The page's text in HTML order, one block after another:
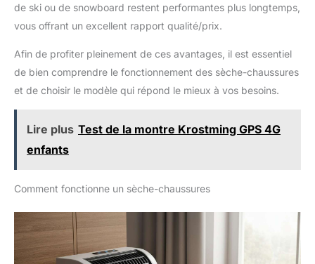
de ski ou de snowboard restent performantes plus longtemps,
vous offrant un excellent rapport qualité/prix.
Afin de profiter pleinement de ces avantages, il est essentiel
de bien comprendre le fonctionnement des sèche-chaussures
et de choisir le modèle qui répond le mieux à vos besoins.
Lire plus Test de la montre Krostming GPS 4G
enfants
Comment fonctionne un sèche-chaussures